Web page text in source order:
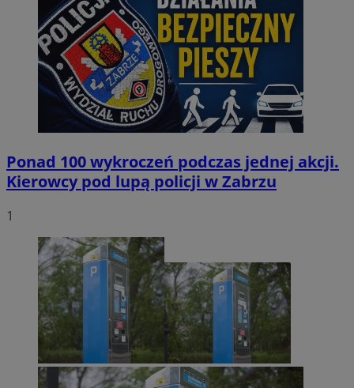
Ponad 100 wykroczeń podczas jednej akcji.
Kierowcy pod lupą policji w Zabrzu
1